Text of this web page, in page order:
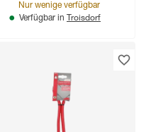
Nur wenige verfügbar
Verfügbar in Troisdorf